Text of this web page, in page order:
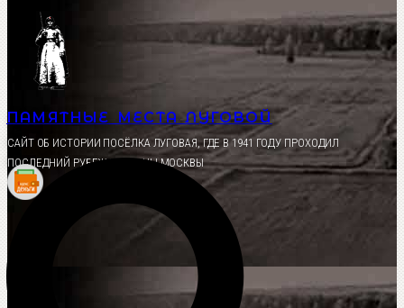
Перейти
содержимому
ПАМЯТНЫЕ МЕСТА ЛУГОВОЙ
CАЙТ ОБ ИСТОРИИ ПОСЁЛКА ЛУГОВАЯ, ГДЕ В 1941 ГОДУ ПРОХОДИЛ
ПОСЛЕДНИЙ РУБЕЖ ОБОРОНЫ МОСКВЫ